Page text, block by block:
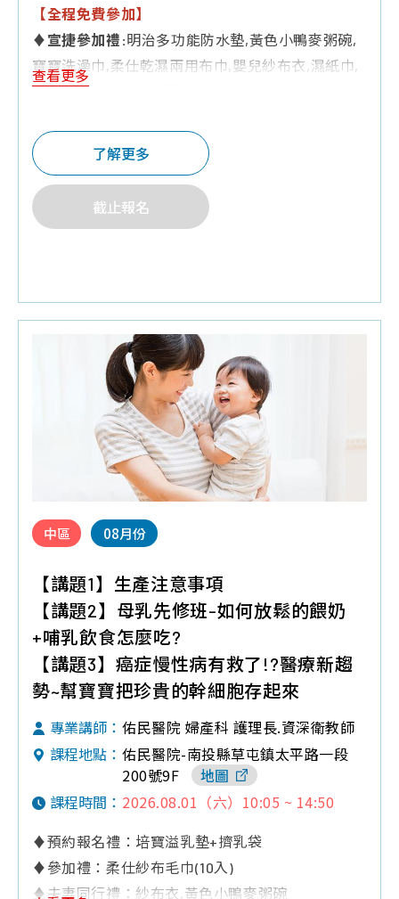
【全程免費參加】
♦ 宣捷參加禮:明治多功能防水墊,黃色小鴨麥粥碗,
寶寶洗澡巾,柔仕乾濕兩用布巾,嬰兒紗布衣,濕紙巾,
典松天然草本金盞花葉黃素體驗包,施巴體驗組等多
♦
:三層奶粉罐,旅行包面紙,小方巾,環保
餐具組,迪士尼小熊維尼寶寶襪,施巴旅行組,繪本童
書,濕紙巾隨身包,嬰兒分階段固牙練習組,口水巾
♦
培寶溢乳墊+擠乳袋
查看更多
了解更多
截止報名
中區 08月份
【講題1】生產注意事項
【講題2】母乳先修班-如何放鬆的餵奶
+哺乳飲食怎麼吃?
【講題3】癌症慢性病有救了!?醫療新趨
勢~幫寶寶把珍貴的幹細胞存起來
專業講師： 佑民醫院 婦產科 護理長.資深衛教師
課程地點： 佑民醫院-南投縣草屯鎮太平路一段
200號9F
地圖
課程時間： 2026.08.01（六）10:05 ~ 14:50
♦預約報名禮：培寶溢乳墊+擠乳袋
♦參加禮：柔仕紗布毛巾(10入)
♦夫妻同行禮：紗布衣,黃色小鴨麥粥碗